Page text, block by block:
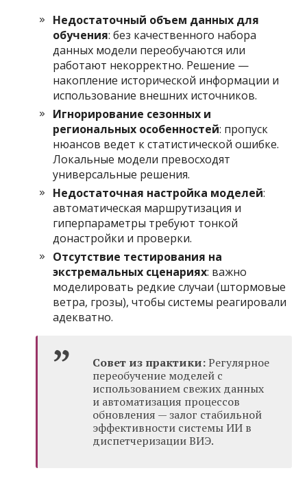
Недостаточный объем данных для
обучения: без качественного набора
данных модели переобучаются или
работают некорректно. Решение —
накопление исторической информации и
использование внешних источников.
Игнорирование сезонных и
региональных особенностей: пропуск
нюансов ведет к статистической ошибке.
Локальные модели превосходят
универсальные решения.
Недостаточная настройка моделей:
автоматическая маршрутизация и
гиперпараметры требуют тонкой
донастройки и проверки.
Отсутствие тестирования на
экстремальных сценариях: важно
моделировать редкие случаи (штормовые
ветра, грозы), чтобы системы реагировали
адекватно.
Совет из практики:Регулярное
переобучение моделей с
использованием свежих данных
и автоматизация процессов
обновления — залог стабильной
эффективности системы ИИ в
диспетчеризации ВИЭ.